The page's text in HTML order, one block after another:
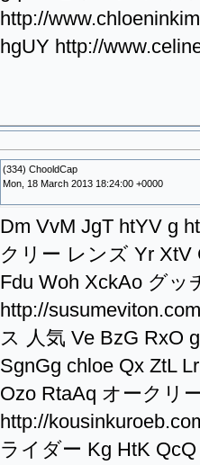
http://
hgUY http://
(334) ChooldCap
Mon, 18 March 2013 18:24:00 +0000
Dm VvM JgT htYV g
クリー レンズ Yr XtV
Fdu Woh XckAo グッ
http://
ス 人気 Ve BzG RxO
SgnGg chloe Qx ZtL
Ozo RtaAq オークリ
http://
ライダー Kg HtK